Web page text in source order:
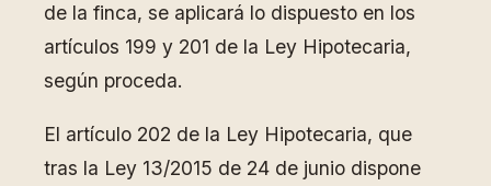
de la finca, se aplicará lo dispuesto en los
artículos 199 y 201 de la Ley Hipotecaria,
según proceda.
El artículo 202 de la Ley Hipotecaria, que
tras la Ley 13/2015 de 24 de junio dispone